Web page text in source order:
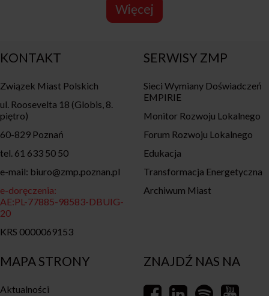
Więcej
MAPA STRONY
Aktualności
KONTAKT
Związek Miast Polskich
ul. Roosevelta 18 (Globis, 8.
piętro)
60-829 Poznań
tel. 61 633 50 50
e-mail: biuro@zmp.poznan.pl
e-doręczenia:
AE:PL-77885-98583-DBUIG-
20
KRS 0000069153
SERWISY ZMP
Sieci Wymiany Doświadczeń
EMPIRIE
Monitor Rozwoju Lokalnego
Forum Rozwoju Lokalnego
Edukacja
Transformacja Energetyczna
Archiwum Miast
ZNAJDŹ NAS NA